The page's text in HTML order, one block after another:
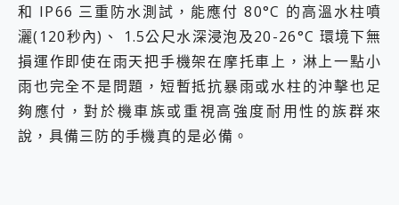
和 IP66 三重防水測試，能應付 80°C 的高溫水柱噴
灑(120秒內)、 1.5公尺水深浸泡及20-26°C 環境下無
損運作即使在雨天把手機架在摩托車上，淋上一點小
雨也完全不是問題，短暫抵抗暴雨或水柱的沖擊也足
夠應付，對於機車族或重視高強度耐用性的族群來
說，具備三防的手機真的是必備。